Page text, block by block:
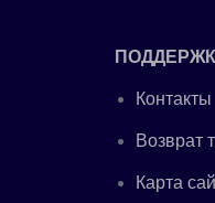
Контакты
Возврат
Карта